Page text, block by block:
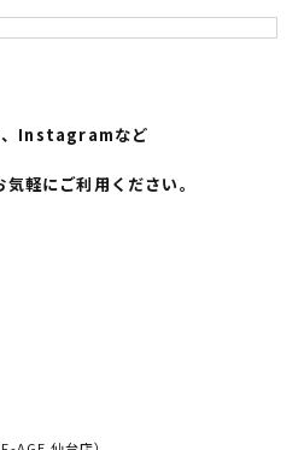
、Instagramなど
軽にご利用ください。